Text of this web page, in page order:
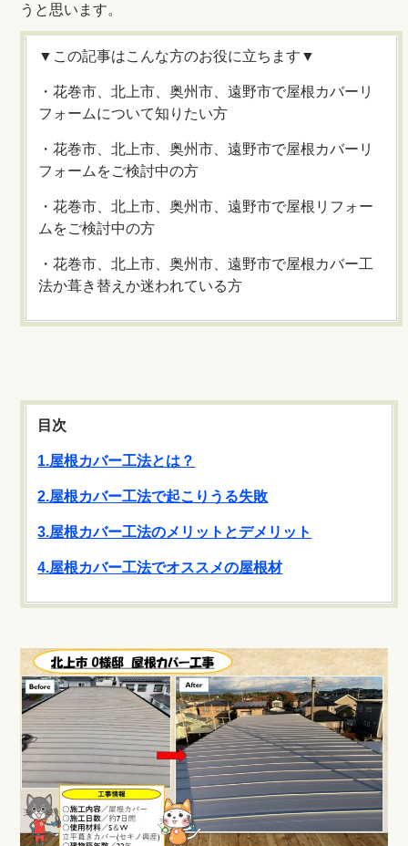
うと思います。
▼この記事はこんな方のお役に立ちます▼
・花巻市、北上市、奥州市、遠野市で屋根カバーリ
フォームについて知りたい方
・花巻市、北上市、奥州市、遠野市で屋根カバーリ
フォームをご検討中の方
・花巻市、北上市、奥州市、遠野市で屋根リフォー
ムをご検討中の方
・花巻市、北上市、奥州市、遠野市で屋根カバー工
法か葺き替えか迷われている方
目次
1.屋根カバー工法とは？
2.屋根カバー工法で起こりうる失敗
3.屋根カバー工法のメリットとデメリット
4.屋根カバー工法でオススメの屋根材